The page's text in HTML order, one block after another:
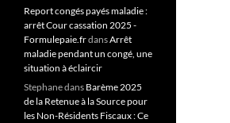
Report congés payés maladie :
arrêt Cour cassation 2025 -
Formulepaie.frdansArrêt
maladie pendant un congé, une
situation à éclaircir
Stephanedans Barème 2025
de la Retenue à la Source pour
les Non-Résidents Fiscaux : Ce